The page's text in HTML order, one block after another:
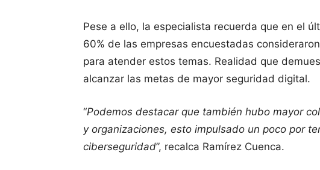
Pese a ello, la especialista recuerda que en el
60% de las empresas encuestadas
para atender estos temas. Realidad que
alcanzar las metas de mayor seguridad digital.
“Podemos destacar que también hubo mayor
y organizaciones, esto impulsado un poco por
ciberseguridad”, recalca Ramírez Cuenca.